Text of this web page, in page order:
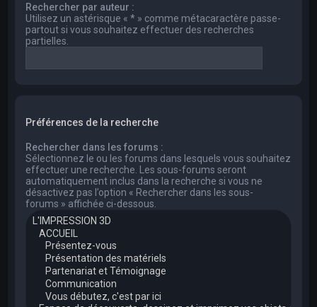
Rechercher par auteur :
Utilisez un astérisque « * » comme métacaractère passe-
partout si vous souhaitez effectuer des recherches
partielles.
Préférences de la recherche
Rechercher dans les forums :
Sélectionnez le ou les forums dans lesquels vous souhaitez
effectuer une recherche. Les sous-forums seront
automatiquement inclus dans la recherche si vous ne
désactivez pas l’option « Rechercher dans les sous-
forums » affichée ci-dessous.